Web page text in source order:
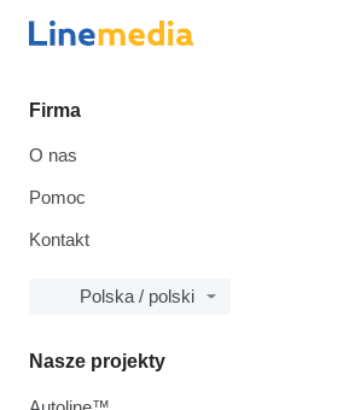
Firma
O nas
Pomoc
Kontakt
Polska / polski
Nasze projekty